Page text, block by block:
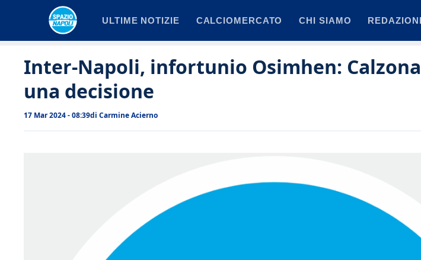
ULTIME NOTIZIE CALCIOMERCATO CHI SIAMO
Inter-Napoli, infortunio Osimhen:
una decisione
17 Mar 2024 - 08:39di Carmine Acierno